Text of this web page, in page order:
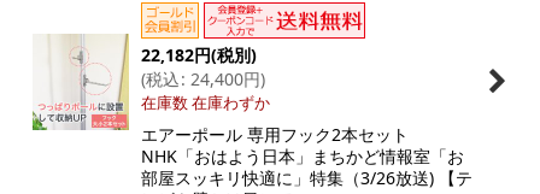
絞り込む
22,182円(税別)
(税込: 24,400円)
在庫数 在庫わずか
エアーポール 専用フック2本セット
NHK「おはよう日本」まちかど情報室「お
部屋スッキリ快適に」特集（3/26放送) 【テ